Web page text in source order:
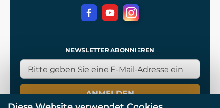
NEWSLETTER ABONNIEREN
ANMELDEN